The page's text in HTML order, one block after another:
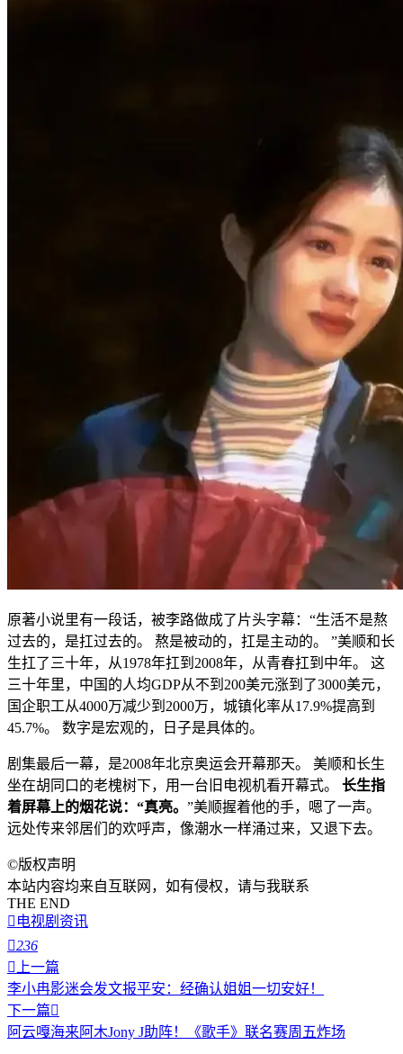
原著小说里有一段话，被李路做成了片头字幕：“生活不是熬
过去的，是扛过去的。 熬是被动的，扛是主动的。 ”美顺和长
生扛了三十年，从1978年扛到2008年，从青春扛到中年。 这
三十年里，中国的人均GDP从不到200美元涨到了3000美元，
国企职工从4000万减少到2000万，城镇化率从17.9%提高到
45.7%。 数字是宏观的，日子是具体的。
剧集最后一幕，是2008年北京奥运会开幕那天。 美顺和长生
坐在胡同口的老槐树下，用一台旧电视机看开幕式。 长生指
着屏幕上的烟花说：“真亮。 ”美顺握着他的手，嗯了一声。
远处传来邻居们的欢呼声，像潮水一样涌过来，又退下去。
©版权声明
本站内容均来自互联网，如有侵权，请与我联系
THE END
 电视剧资讯
236
 上一篇
李小冉影迷会发文报平安：经确认姐姐一切安好！
下一篇
阿云嘎海来阿木Jony J助阵！《歌手》联名赛周五炸场